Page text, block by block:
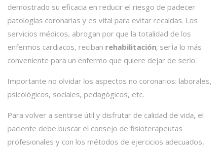
demostrado su eficacia en reducir el riesgo de padecer
patologías coronarias y es vital para evitar recaídas. Los
servicios médicos, abrogan por que la totalidad de los
enfermos cardiacos, reciban rehabilitación; serÌa lo más
conveniente para un enfermo que quiere dejar de serlo.
Importante no olvidar los aspectos no coronarios: laborales,
psicológicos, sociales, pedagógicos, etc.
Para volver a sentirse útil y disfrutar de calidad de vida, el
paciente debe buscar el consejo de fisioterapeutas
profesionales y con los métodos de ejercicios adecuados,